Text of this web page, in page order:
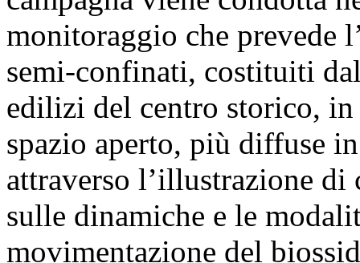
monitoraggio che prevede
semi-confinati, costituiti
edilizi del centro storico,
spazio aperto, più diffuse
attraverso l’illustrazione di
sulle dinamiche e le
movimentazione del